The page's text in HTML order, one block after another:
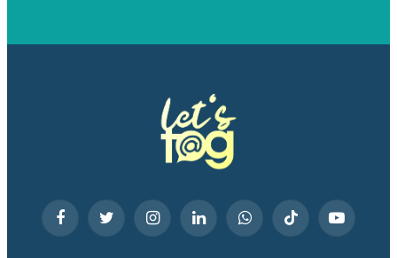
FacebookTwitter InstagramLinkedInWhatsAppTikTok YouTube